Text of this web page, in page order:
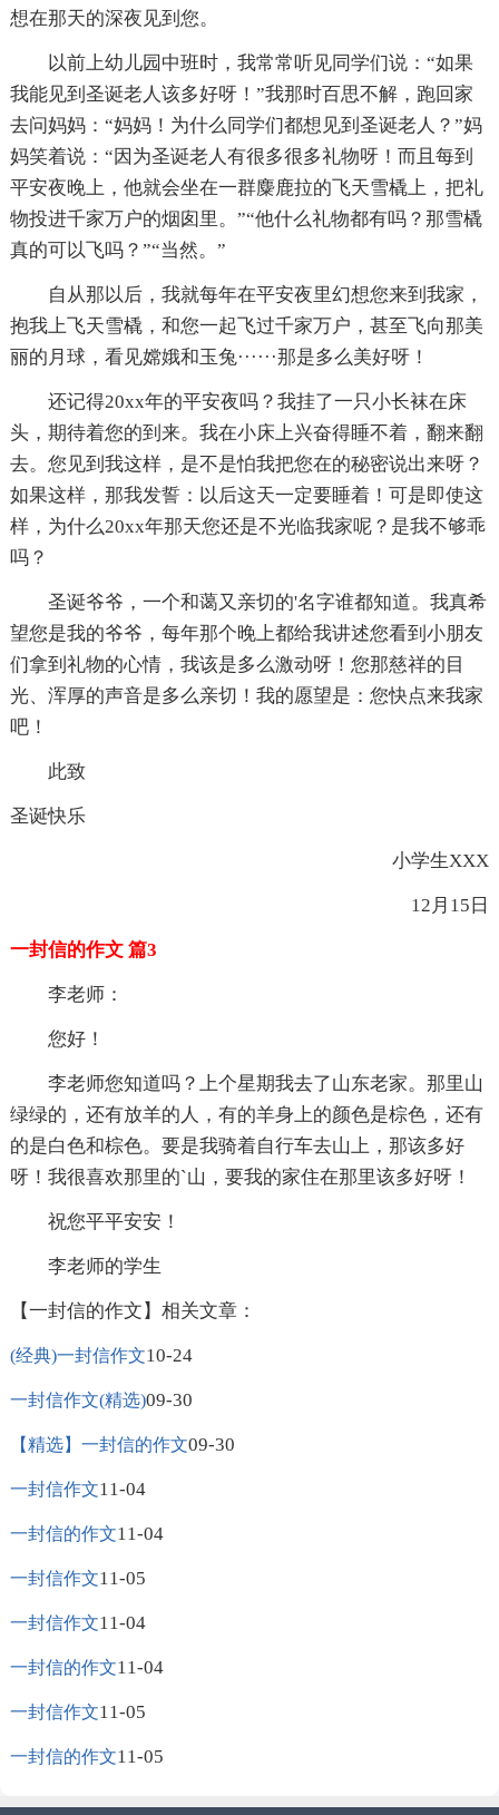
想在那天的深夜见到您。
以前上幼儿园中班时，我常常听见同学们说：“如果
我能见到圣诞老人该多好呀！”我那时百思不解，跑回家
去问妈妈：“妈妈！为什么同学们都想见到圣诞老人？”妈
妈笑着说：“因为圣诞老人有很多很多礼物呀！而且每到
平安夜晚上，他就会坐在一群麋鹿拉的飞天雪橇上，把礼
物投进千家万户的烟囱里。”“他什么礼物都有吗？那雪橇
真的可以飞吗？”“当然。”
自从那以后，我就每年在平安夜里幻想您来到我家，
抱我上飞天雪橇，和您一起飞过千家万户，甚至飞向那美
丽的月球，看见嫦娥和玉兔······那是多么美好呀！
还记得20xx年的平安夜吗？我挂了一只小长袜在床
头，期待着您的到来。我在小床上兴奋得睡不着，翻来翻
去。您见到我这样，是不是怕我把您在的秘密说出来呀？
如果这样，那我发誓：以后这天一定要睡着！可是即使这
样，为什么20xx年那天您还是不光临我家呢？是我不够乖
吗？
圣诞爷爷，一个和蔼又亲切的'名字谁都知道。我真希
望您是我的爷爷，每年那个晚上都给我讲述您看到小朋友
们拿到礼物的心情，我该是多么激动呀！您那慈祥的目
光、浑厚的声音是多么亲切！我的愿望是：您快点来我家
吧！
此致
圣诞快乐
小学生XXX
12月15日
一封信的作文 篇3
李老师：
您好！
李老师您知道吗？上个星期我去了山东老家。那里山
绿绿的，还有放羊的人，有的羊身上的颜色是棕色，还有
的是白色和棕色。要是我骑着自行车去山上，那该多好
呀！我很喜欢那里的`山，要我的家住在那里该多好呀！
祝您平平安安！
李老师的学生
【一封信的作文】相关文章：
(经典)一封信作文10-24
一封信作文(精选)09-30
【精选】一封信的作文09-30
一封信作文11-04
一封信的作文11-04
一封信作文11-05
一封信作文11-04
一封信的作文11-04
一封信作文11-05
一封信的作文11-05